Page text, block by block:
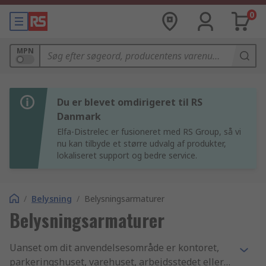
0
MPN
Du er blevet omdirigeret til RS
Danmark
Elfa-Distrelec er fusioneret med RS Group, så vi
nu kan tilbyde et større udvalg af produkter,
lokaliseret support og bedre service.
/ Belysning / Belysningsarmaturer
Belysningsarmaturer
Uanset om dit anvendelsesområde er kontoret,
parkeringshuset, varehuset, arbejdsstedet eller